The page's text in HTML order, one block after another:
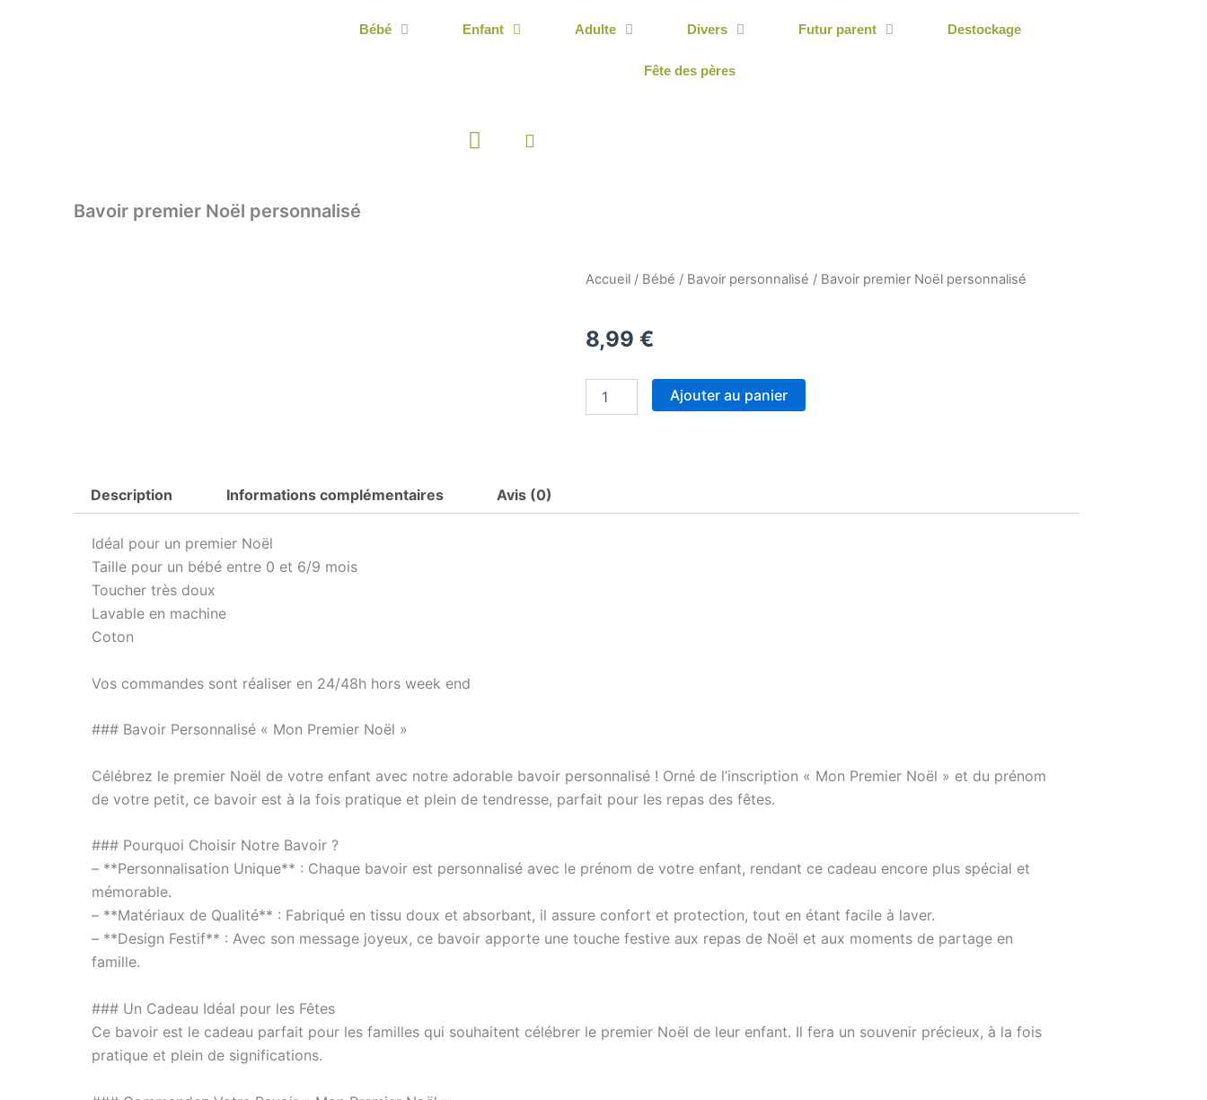
Bébé Enfant Adulte Divers Futur parent Destockage
Fête des pères
Panier
Bavoir premier Noël personnalisé
Accueil / Bébé / Bavoir personnalisé / Bavoir premier Noël personnalisé
8,99 €
Ajouter au panier
Description Informations complémentaires Avis (0)
Idéal pour un premier Noël
Taille pour un bébé entre 0 et 6/9 mois
Toucher très doux
Lavable en machine
Coton
Vos commandes sont réaliser en 24/48h hors week end
### Bavoir Personnalisé « Mon Premier Noël »
Célébrez le premier Noël de votre enfant avec notre adorable bavoir personnalisé ! Orné de l’inscription « Mon Premier Noël » et du prénom
de votre petit, ce bavoir est à la fois pratique et plein de tendresse, parfait pour les repas des fêtes.
### Pourquoi Choisir Notre Bavoir ?
– **Personnalisation Unique** : Chaque bavoir est personnalisé avec le prénom de votre enfant, rendant ce cadeau encore plus spécial et
mémorable.
– **Matériaux de Qualité** : Fabriqué en tissu doux et absorbant, il assure confort et protection, tout en étant facile à laver.
– **Design Festif** : Avec son message joyeux, ce bavoir apporte une touche festive aux repas de Noël et aux moments de partage en
famille.
### Un Cadeau Idéal pour les Fêtes
Ce bavoir est le cadeau parfait pour les familles qui souhaitent célébrer le premier Noël de leur enfant. Il fera un souvenir précieux, à la fois
pratique et plein de significations.